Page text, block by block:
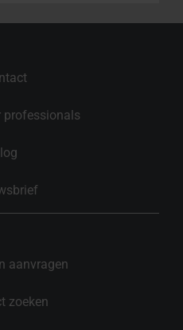
professionals
aanvragen
zoeken